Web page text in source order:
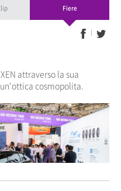
Fiere
attraverso la sua
cosmopolita.